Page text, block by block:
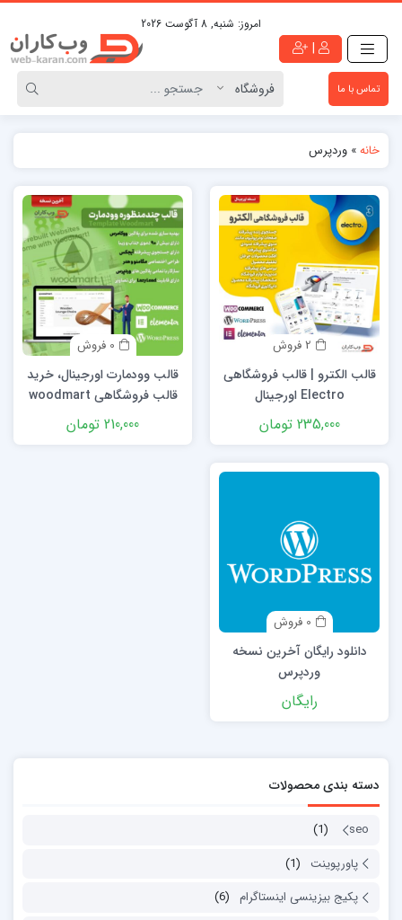
امروز: شنبه, 8 آگوست 2026
|
تماس با ما
خانه» وردپرس
2 فروش
قالب الکترو | قالب فروشگاهی
Electro اورجینال
235,000 تومان
0 فروش
قالب وودمارت اورجینال، خرید
قالب فروشگاهی woodmart
210,000 تومان
0 فروش
دانلود رایگان آخرین نسخه
وردپرس
رایگان
دسته بندی محصولات
seo
(1)
پاورپوینت
(1)
پکیج بیزینسی اینستاگرام (6)